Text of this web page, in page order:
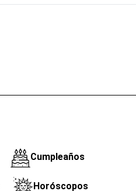
Cumpleaños
Horóscopos